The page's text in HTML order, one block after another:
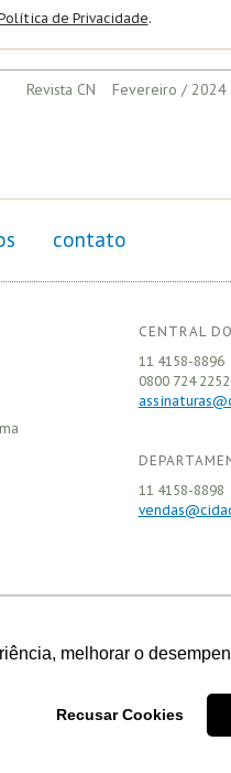
melhorar o
Recusar Cookies
de Privacidade.
Revista CN Fevereiro / 2024
contato
CENTRAL
11 4158-8896
0800 724 2252
11 4158-8898
copiar ou reproduzir os
e audiovisual, desde que citados